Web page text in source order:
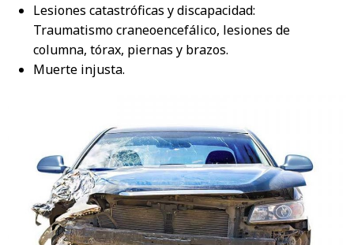
Lesiones catastróficas y discapacidad:
Traumatismo craneoencefálico, lesiones de
columna, tórax, piernas y brazos.
Muerte injusta.